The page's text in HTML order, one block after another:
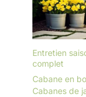
Entretien
complet
Cabane en
Cabanes de